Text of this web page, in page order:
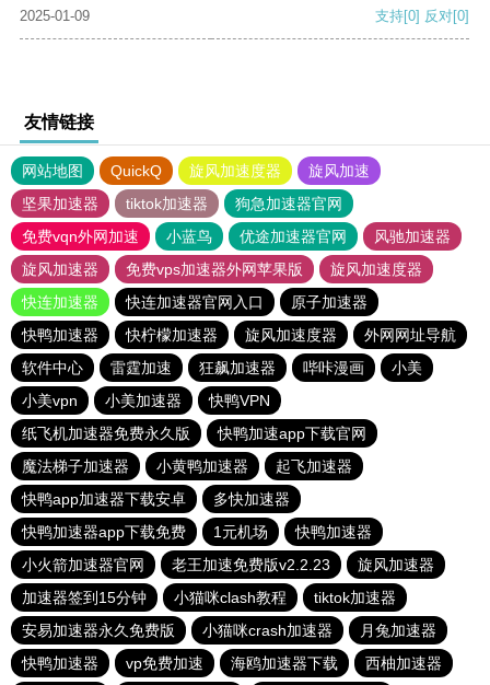
2025-01-09 支持[0] 反对[0]
友情链接
网站地图 QuickQ 旋风加速度器
旋风加速
坚果加速器
tiktok加速器
狗急加速器官网
免费vqn外网加速
小蓝鸟 优途加速器官网
风驰加速器
旋风加速器
免费vps加速器外网苹果版
旋风加速度器
快连加速器
快连加速器官网入口
原子加速器
快鸭加速器
快柠檬加速器 旋风加速度器
外网网址导航
软件中心
雷霆加速 狂飙加速器 哔咔漫画
小美
小美vpn
小美加速器
快鸭VPN
纸飞机加速器免费永久版
快鸭加速app下载官网
魔法梯子加速器
小黄鸭加速器
起飞加速器
快鸭app加速器下载安卓
多快加速器
快鸭加速器app下载免费
1元机场
快鸭加速器
小火箭加速器官网
老王加速免费版v2.2.23
旋风加速器
加速器签到15分钟
小猫咪clash教程
tiktok加速器
安易加速器永久免费版
小猫咪crash加速器
月兔加速器
快鸭加速器
vp免费加速 海鸥加速器下载 西柚加速器